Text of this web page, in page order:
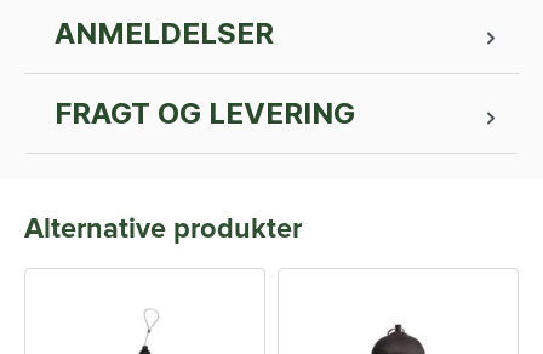
ANMELDELSER
FRAGT OG LEVERING
Alternative produkter